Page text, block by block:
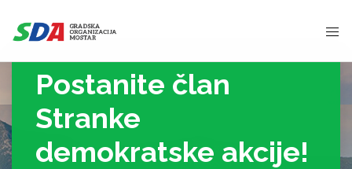
Postanite član
Stranke
demokratske akcije!